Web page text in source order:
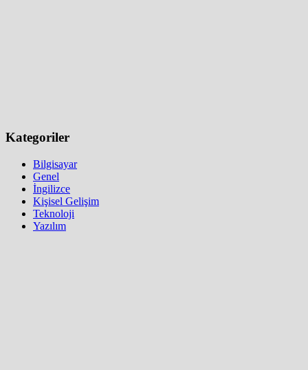
Kategoriler
Bilgisayar
Genel
İngilizce
Kişisel Gelişim
Teknoloji
Yazılım